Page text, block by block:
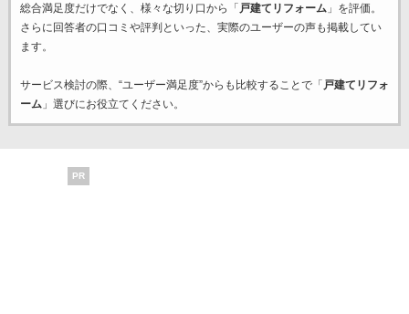
総合満足度だけでなく、様々な切り口から「 戸建てリフォーム」を評価。
さらに回答者の口コミや評判といった、実際のユーザーの声も掲載してい
ます。
サービス検討の際、“ユーザー満足度”からも比較することで「 戸建てリフォ
ーム」選びにお役立てください。
PR